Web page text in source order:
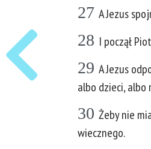
27 A Jezus
28 I począł
29 A Jezus
albo dzieci, albo
30 Żeby nie
wiecznego.